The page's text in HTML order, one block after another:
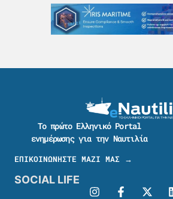
Το πρώτο Ελληνικό Portal
ενημέρωσης για την Ναυτιλία
ΕΠΙΚΟΙΝΩΝΗΣΤΕ ΜΑΖΙ ΜΑΣ →
SOCIAL LIFE